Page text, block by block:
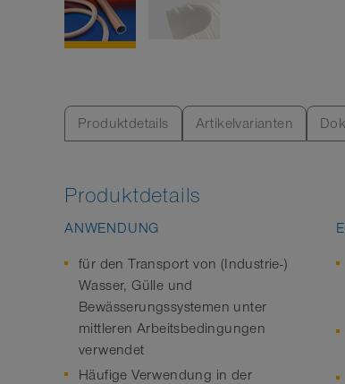
Produktdetails Artikelvarianten
Produktdetails
ANWENDUNG
für den Transport von (Industrie-)
Wasser, Gülle und
Bewässerungssystemen unter
mittleren Arbeitsbedingungen
verwendet
Häufige Verwendung in der